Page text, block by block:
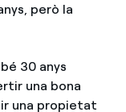
però la
30 anys
una bona
una propietat